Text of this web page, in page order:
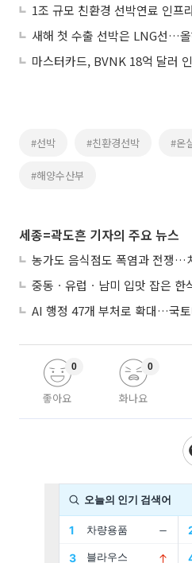
새해 첫 수출 선박은 LNG선…
#선박 #친환경선박 #온
#해양수산부
세종=곽도흔 기자의 주요 뉴스
농가도 음식점도 폭염과 전쟁…
AI 행정 47개 부처로 확대…국
좋아요
0
화나요
0